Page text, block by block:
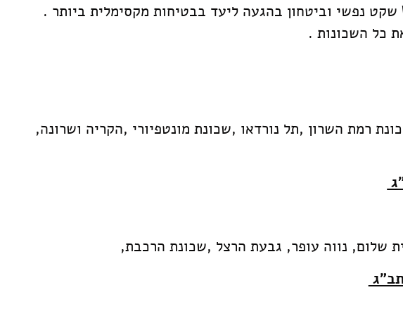
הכבישים וכך הופך למקצוען של ממש ,דבר זה מקנה לכם הנוסעים במוניות WAY TAXI שקט נפשי וביטחון בהגעה ליעד בבטיחות מקסימלית ביותר .
כל השכונות .
רמת השרון ,תל נורדאו ,שכונת מונטפיורי ,הקריה ושרונה,
שלום, נווה עופר, גבעת הרצל ,שכונת הרכבת,